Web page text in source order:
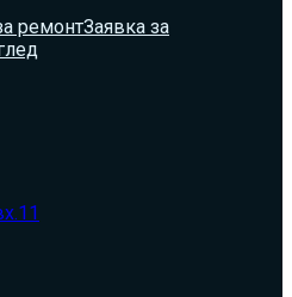
ремонтЗаявка за